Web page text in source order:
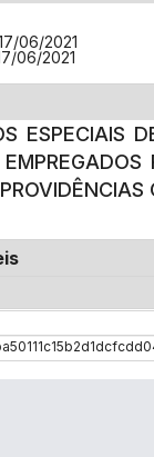
06/2021
06/2021
ESPECIAIS